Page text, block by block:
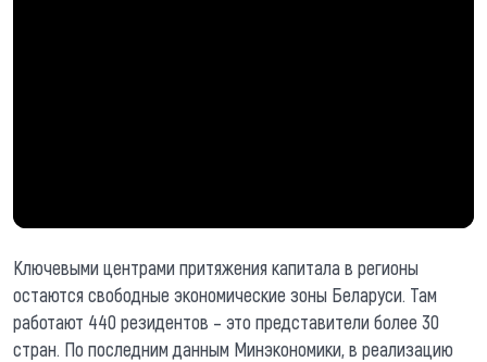
Ключевыми центрами притяжения капитала в регионы
остаются свободные экономические зоны Беларуси. Там
работают 440 резидентов – это представители более 30
стран. По последним данным Минэкономики, в реализацию